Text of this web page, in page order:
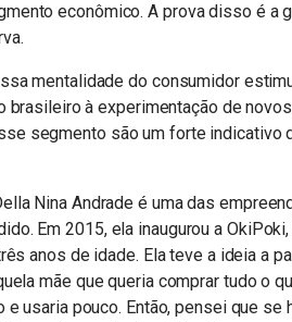
econômico. A prova disso é a
mentalidade do consumidor
brasileiro à experimentação de
segmento são um forte indicativo
Nina Andrade é uma das
Em 2015, ela inaugurou a
anos de idade. Ela teve a ideia a
mãe que queria comprar tudo o
e usaria pouco. Então, pensei que